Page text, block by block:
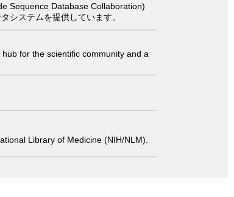
Sequence Database Collaboration)
システムを提供しています。
for the scientific community and a
Library of Medicine (NIH/NLM).